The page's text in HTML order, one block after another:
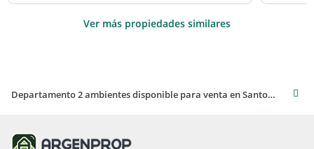
Ver más propiedades similares
Departamento 2 ambientes disponible para venta en Santos Lugares